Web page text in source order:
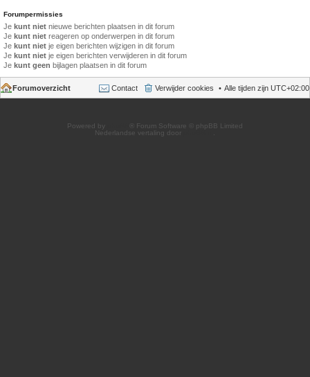
Forumpermissies
Je kunt niet nieuwe berichten plaatsen in dit forum
Je kunt niet reageren op onderwerpen in dit forum
Je kunt niet je eigen berichten wijzigen in dit forum
Je kunt niet je eigen berichten verwijderen in dit forum
Je kunt geen bijlagen plaatsen in dit forum
Forumoverzicht Alle tijden zijn UTC+02:00
Verwijder cookies
Contact
Powered by
® Forum Software © phpBB Limited
Nederlandse vertaling door